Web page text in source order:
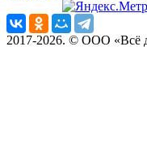
2017-2026. © ООО «Всё